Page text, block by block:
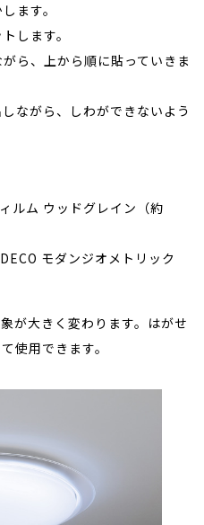
ます。
します。
ら、上から順に貼っていきま
ながら、しわができないよう
ルム ウッドグレイン（約
モダンジオメトリック
が大きく変わります。はがせ
使用できます。